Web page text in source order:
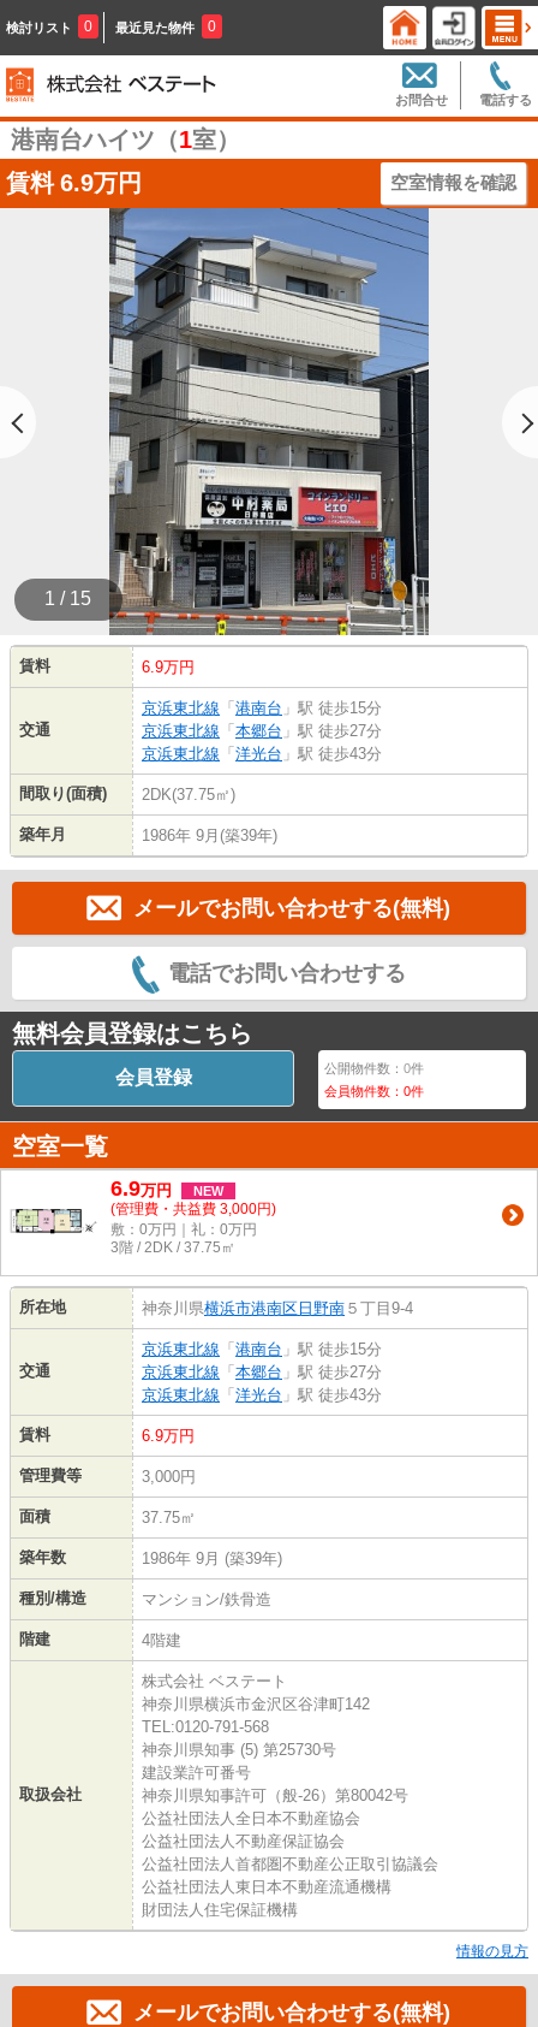
検討リスト 0 最近見た物件 0
電話する
お問合せ
港南台ハイツ（1室）
賃料 6.9万円 空室情報を確認
1 / 15
賃料 6.9万円
交通
京浜東北線 「 港南台 」駅 徒歩15分
京浜東北線 「 本郷台 」駅 徒歩27分
京浜東北線 「 洋光台 」駅 徒歩43分
間取り(面積) 2DK(37.75㎡)
築年月 1986年 9月(築39年)
メールでお問い合わせする(無料)
電話でお問い合わせする
無料会員登録はこちら
会員登録 公開物件数：0件
会員物件数：0件
空室一覧
6.9万円 NEW
(管理費・共益費 3,000円)
敷：0万円｜礼：0万円
3階 / 2DK / 37.75㎡
所在地 神奈川県横浜市港南区 日野南 ５丁目9‐4
交通
京浜東北線 「 港南台 」駅 徒歩15分
京浜東北線 「 本郷台 」駅 徒歩27分
京浜東北線 「 洋光台 」駅 徒歩43分
賃料 6.9万円
管理費等 3,000円
面積 37.75㎡
築年数 1986年 9月 (築39年)
種別/構造 マンション/鉄骨造
階建 4階建
取扱会社
株式会社 ベステート
神奈川県横浜市金沢区谷津町142
TEL:0120-791-568
神奈川県知事 (5) 第25730号
建設業許可番号
神奈川県知事許可（般-26）第80042号
公益社団法人全日本不動産協会
公益社団法人不動産保証協会
公益社団法人首都圏不動産公正取引協議会
公益社団法人東日本不動産流通機構
財団法人住宅保証機構
情報の見方
メールでお問い合わせする(無料)